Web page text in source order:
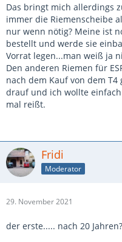
Das bringt mich allerdings
immer die Riemenscheibe
nur wenn nötig? Meine ist
bestellt und werde sie
Vorrat legen...man weiß ja
Den anderen Riemen für
nach dem Kauf von dem
drauf und ich wollte
mal reißt.
Fridi
Moderator
29. November 2021
der erste..... nach 20 Jahren?